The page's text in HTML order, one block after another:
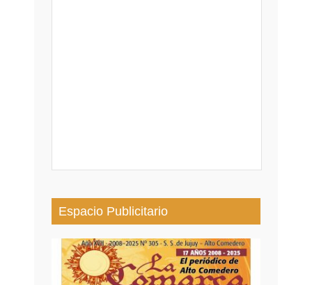
Espacio Publicitario